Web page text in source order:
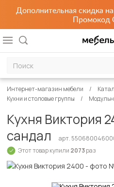
Дополнительная скидка
Промокод
Интернет-магазин мебели
Кухни и столовые группы
Кухня Виктория
сандал
арт.
Этот товар купили 2073раз